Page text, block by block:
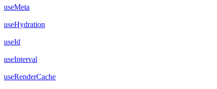
useMeta
useHydration
useId
useInterval
useRenderCache